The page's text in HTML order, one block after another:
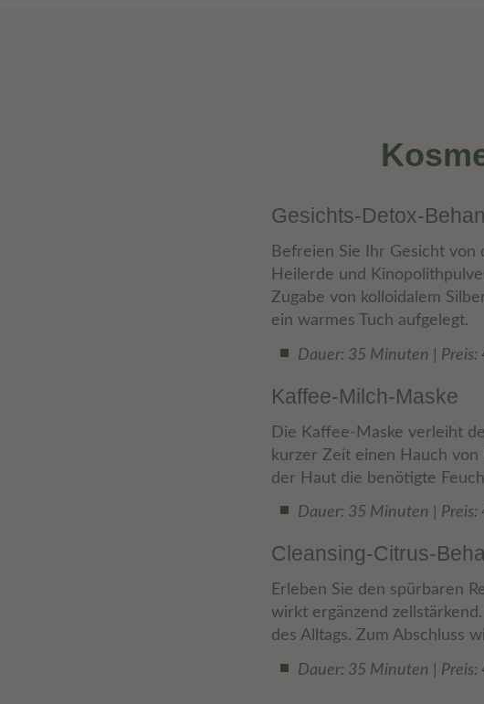
Gesichts-Detox-
Befreien Sie Ihr Gesicht von
Heilerde und
Zugabe von kolloidalem
ein warmes Tuch aufgelegt.
Dauer: 35 Minuten | Preis:
Kaffee-Milch-Maske
Die Kaffee-Maske verleiht
kurzer Zeit einen Hauch
der Haut die benötigte
Dauer: 35 Minuten | Preis:
Cleansing-Citrus-
Erleben Sie den spürbaren
wirkt ergänzend
des Alltags. Zum Abschluss
Dauer: 35 Minuten | Preis: